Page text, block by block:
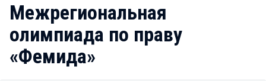
Межрегиональная
олимпиада по праву
«Фемида»